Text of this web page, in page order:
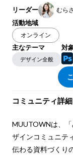
リーダー むら
活動地域
オンライン
主なテーマ
デザイン全般
対
コミュニティ詳細
MUUTOWNは、
ザインコミュニテ
伝わる資料づくり